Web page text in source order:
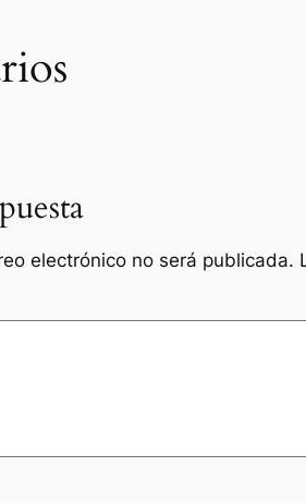
electrónico no será publicada.